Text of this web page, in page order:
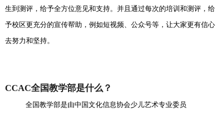
生到测评，给予全方位意见和支持。并且通过每次的培训和测评，给
予校区更充分的宣传帮助，例如短视频、公众号等，让大家更有信心
去努力和坚持。
CCAC全国教学部是什么？
全国教学部是由中国文化信息协会少儿艺术专业委员